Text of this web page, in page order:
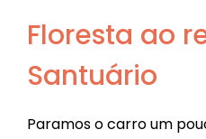
Floresta ao
Santuário
Paramos o carro um